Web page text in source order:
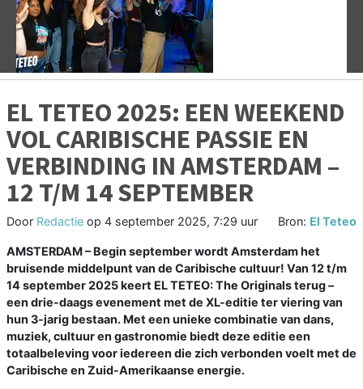
Vorige
EL TETEO 2025: EEN WEEKEND
VOL CARIBISCHE PASSIE EN
VERBINDING IN AMSTERDAM –
12 T/M 14 SEPTEMBER
Door Redactie op 4 september 2025, 7:29 uur Bron: El Teteo
AMSTERDAM – Begin september wordt Amsterdam het
bruisende middelpunt van de Caribische cultuur! Van 12 t/m
14 september 2025 keert EL TETEO: The Originals terug –
een drie-daags evenement met de XL-editie ter viering van
hun 3-jarig bestaan. Met een unieke combinatie van dans,
muziek, cultuur en gastronomie biedt deze editie een
totaalbeleving voor iedereen die zich verbonden voelt met de
Caribische en Zuid-Amerikaanse energie.